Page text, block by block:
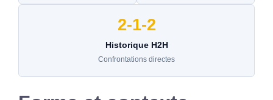
2-1-2
Historique H2H
Confrontations directes